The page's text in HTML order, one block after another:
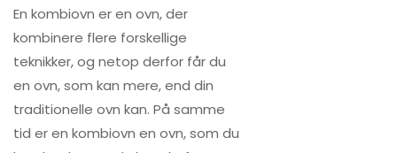
En kombiovn er en ovn, der
kombinere flere forskellige
teknikker, og netop derfor får du
en ovn, som kan mere, end din
traditionelle ovn kan. På samme
tid er en kombiovn en ovn, som du